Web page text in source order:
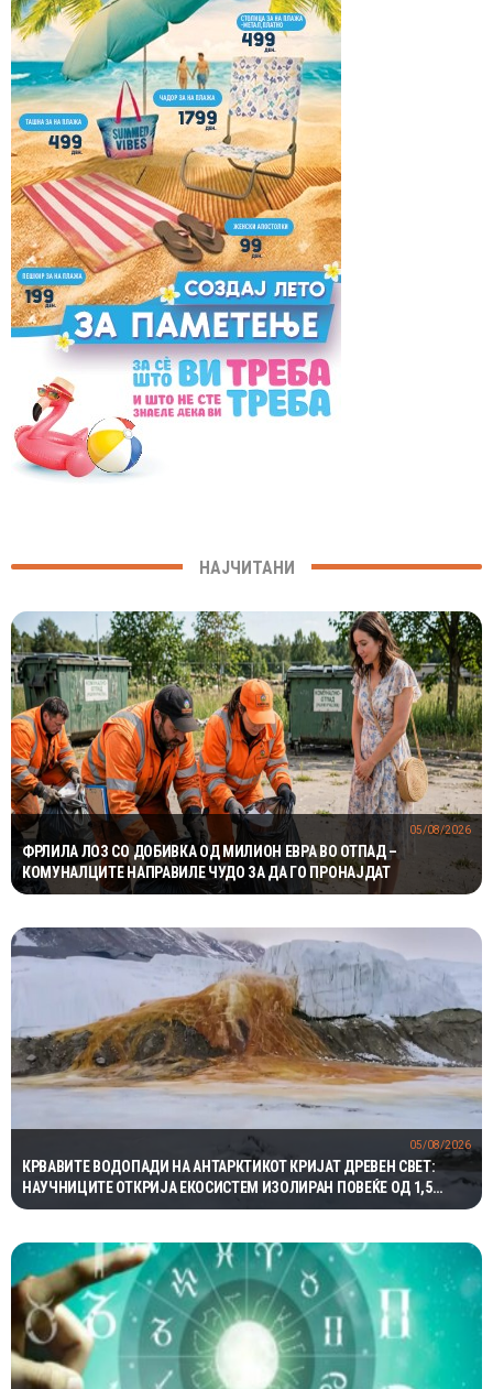
НАЈЧИТАНИ
ФРЛИЛА ЛОЗ СО ДОБИВКА ОД МИЛИОН ЕВРА ВО ОТПАД –
КОМУНАЛЦИТЕ НАПРАВИЛЕ ЧУДО ЗА ДА ГО ПРОНАЈДАТ
05/08/2026
КРВАВИТЕ ВОДОПАДИ НА АНТАРКТИКОТ КРИЈАТ ДРЕВЕН СВЕТ:
НАУЧНИЦИТЕ ОТКРИЈА ЕКОСИСТЕМ ИЗОЛИРАН ПОВЕЌЕ ОД 1,5
МИЛИОНИ ГОДИНИ
05/08/2026